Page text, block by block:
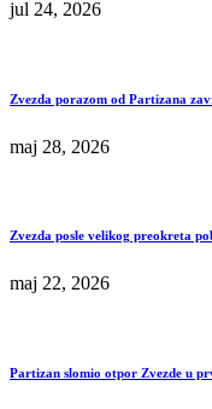
jul 24, 2026
Zvezda porazom od Partizana
maj 28, 2026
Zvezda posle velikog preokreta
maj 22, 2026
Partizan slomio otpor Zvezde u